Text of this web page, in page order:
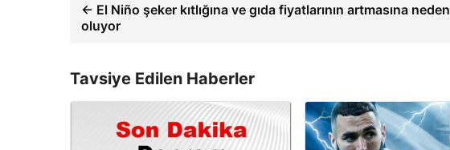
← El Niño şeker kıtlığına ve gıda fiyatlarının artmasına neden
oluyor
Tavsiye Edilen Haberler